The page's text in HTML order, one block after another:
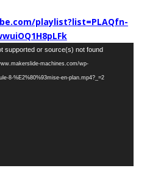
playlist?list=PLAQfn-
supported or source(s) not found
machines.com/wp-
8-%E2%80%93mise-en-plan.mp4?_=2